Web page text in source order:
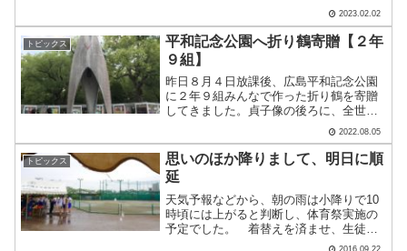
中に国語・英語・数学の学科試験、午後
からは面接試験を実施しました。受験生
の皆さん、本日は一日お.....
2023.02.02
トピックス
平和記念公園へ折り鶴寄贈【２年
９組】
昨日８月４日放課後、広島平和記念公園
に２年９組みんなで作った折り鶴を寄贈
してきました。貞子像の後ろに、全世界
から寄贈された折り鶴が保管・展示され
ている寄贈スペースがありますクラスの
想いを捧げて…２年９組の折り鶴も、寄
贈。たくさんの人々の祈り.....
2022.08.05
トピックス
思いのほか降りまして、明日に順
延
天気予報などから、朝の雨は小降りで10
時頃には上がると判断し、体育祭実施の
予定でした。 着替えを済ませ、生徒は
テント内で待機していたのですが、 雨
2016.09.22